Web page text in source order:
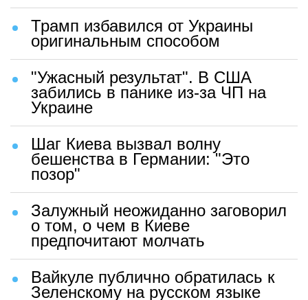
Трамп избавился от Украины
оригинальным способом
"Ужасный результат". В США
забились в панике из-за ЧП на
Украине
Шаг Киева вызвал волну
бешенства в Германии: "Это
позор"
Залужный неожиданно заговорил
о том, о чем в Киеве
предпочитают молчать
Вайкуле публично обратилась к
Зеленскому на русском языке